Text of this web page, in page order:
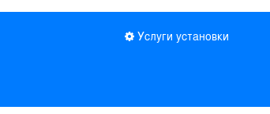
Услуги установки